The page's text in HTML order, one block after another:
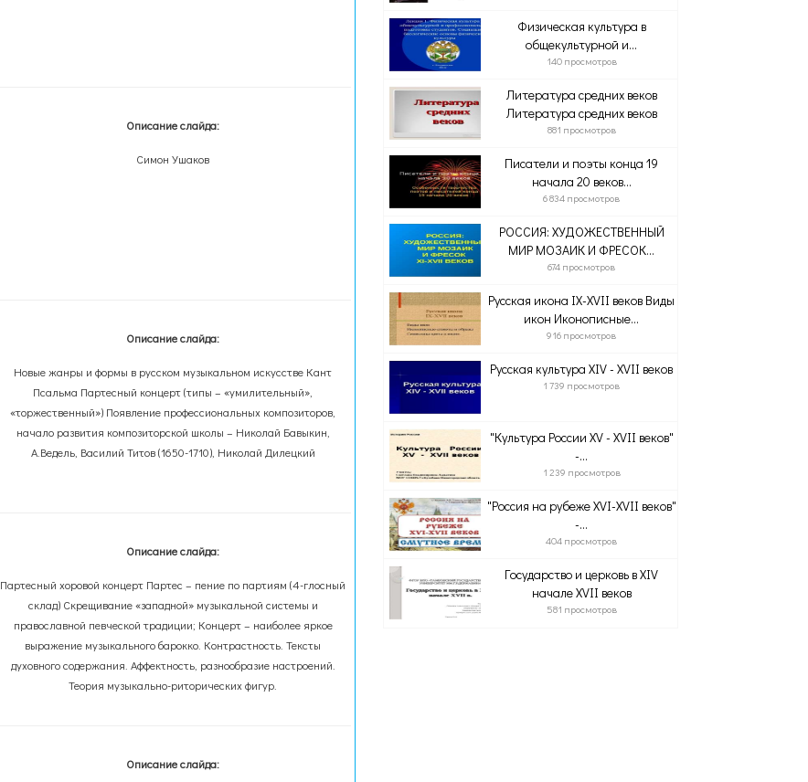
Описание слайда:
Симон Ушаков
Описание слайда:
Новые жанры и формы в русском музыкальном искусстве Кант
Псальма Партесный концерт (типы – «умилительный»,
«торжественный») Появление профессиональных композиторов,
начало развития композиторской школы – Николай Бавыкин,
А.Ведель, Василий Титов (1650-1710), Николай Дилецкий
Описание слайда:
Партесный хоровой концерт Партес – пение по партиям (4-глосный
склад) Скрещивание «западной» музыкальной системы и
православной певческой традиции; Концерт – наиболее яркое
выражение музыкального барокко. Контрастность. Тексты
духовного содержания. Аффектность, разнообразие настроений.
Теория музыкально-риторических фигур.
Описание слайда:
Физическая культура в
общекультурной и...
140 просмотров
Литература средних веков
Литература средних веков
881 просмотров
Писатели и поэты конца 19
начала 20 веков...
6 834 просмотров
РОССИЯ: ХУДОЖЕСТВЕННЫЙ
МИР МОЗАИК И ФРЕСОК...
674 просмотров
Русская икона IX-XVII веков Виды
икон Иконописные...
916 просмотров
Русская культура XIV - XVII веков
1 739 просмотров
"Культура России XV - XVII веков"
-...
1 239 просмотров
"Россия на рубеже XVI-XVII веков"
-...
404 просмотров
Государство и церковь в XIV
начале XVII веков
581 просмотров